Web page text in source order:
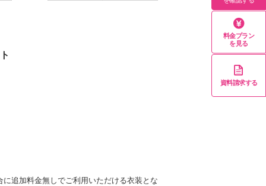
追加料金無しでご利用いただける衣装とな
料金プラン
を見る
資料請求する